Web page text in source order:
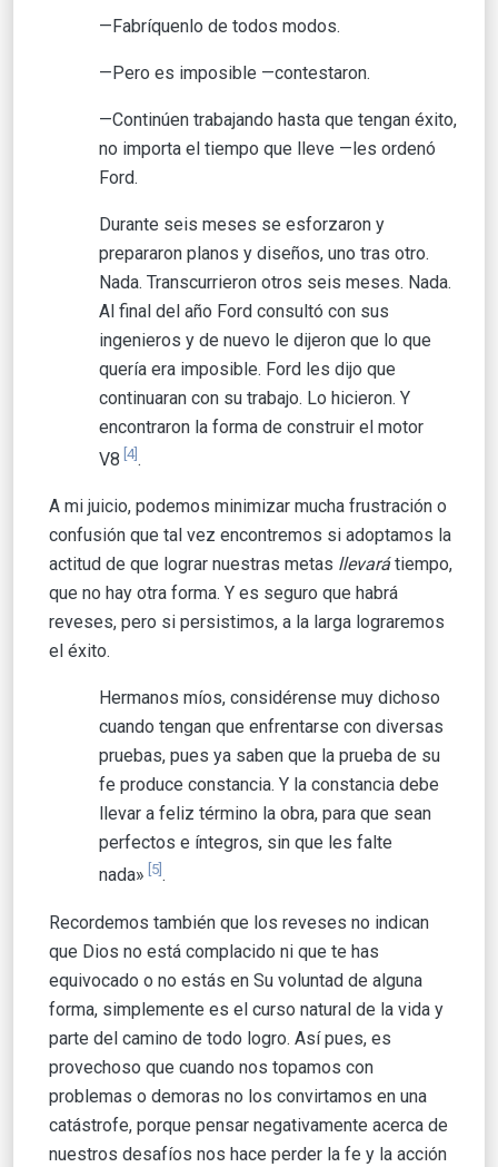
—Fabríquenlo de todos modos.
—Pero es imposible —contestaron.
—Continúen trabajando hasta que tengan éxito,
no importa el tiempo que lleve —les ordenó
Ford.
Durante seis meses se esforzaron y
prepararon planos y diseños, uno tras otro.
Nada. Transcurrieron otros seis meses. Nada.
Al final del año Ford consultó con sus
ingenieros y de nuevo le dijeron que lo que
quería era imposible. Ford les dijo que
continuaran con su trabajo. Lo hicieron. Y
encontraron la forma de construir el motor
V8 [4].
A mi juicio, podemos minimizar mucha frustración o
confusión que tal vez encontremos si adoptamos la
actitud de que lograr nuestras metas llevarátiempo,
que no hay otra forma. Y es seguro que habrá
reveses, pero si persistimos, a la larga lograremos
el éxito.
Hermanos míos, considérense muy dichoso
cuando tengan que enfrentarse con diversas
pruebas, pues ya saben que la prueba de su
fe produce constancia. Y la constancia debe
llevar a feliz término la obra, para que sean
perfectos e íntegros, sin que les falte
nada» [5] .
Recordemos también que los reveses no indican
que Dios no está complacido ni que te has
equivocado o no estás en Su voluntad de alguna
forma, simplemente es el curso natural de la vida y
parte del camino de todo logro. Así pues, es
provechoso que cuando nos topamos con
problemas o demoras no los convirtamos en una
catástrofe, porque pensar negativamente acerca de
nuestros desafíos nos hace perder la fe y la acción